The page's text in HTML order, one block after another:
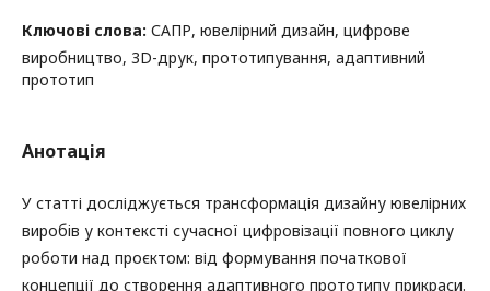
Ключові слова: САПР, ювелірний дизайн, цифрове
виробництво, 3D-друк, прототипування, адаптивний
прототип
Анотація
У статті досліджується трансформація дизайну ювелірних
виробів у контексті сучасної цифровізації повного циклу
роботи над проєктом: від формування початкової
концепції до створення адаптивного прототипу прикраси.